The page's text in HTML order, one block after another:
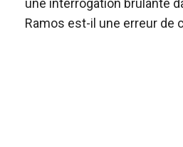
une interrogation brûlante
Ramos est-il une erreur de